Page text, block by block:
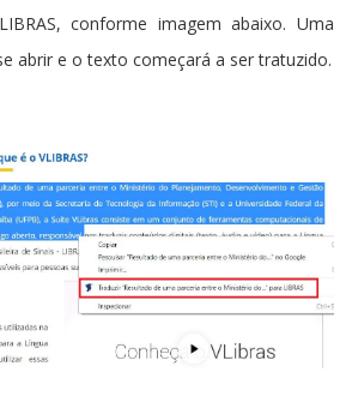
conforme imagem abaixo. Uma
abrir e o texto começará a ser tratuzido.